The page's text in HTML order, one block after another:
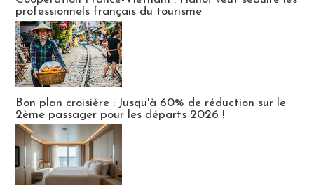
professionnels français du tourisme
Bon plan croisière : Jusqu'à 60% de réduction sur le
2ème passager pour les départs 2026 !